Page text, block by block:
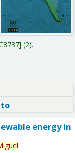
(2).
energy in
.